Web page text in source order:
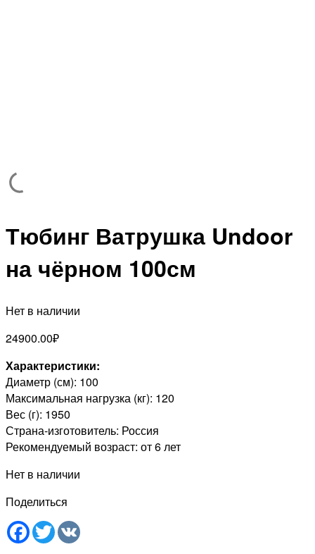
Тюбинг Ватрушка Undoor
на чёрном 100см
Нет в наличии
24900.00₽
Характеристики:
Диаметр (см): 100
Максимальная нагрузка (кг): 120
Вес (г): 1950
Страна-изготовитель: Россия
Рекомендуемый возраст: от 6 лет
Нет в наличии
Поделиться
Facebook
Twitter